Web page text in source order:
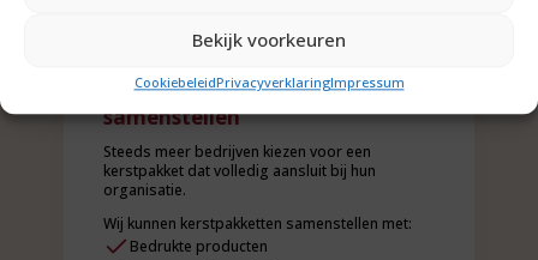
Bekijk voorkeuren
CookiebeleidPrivacyverklaringImpressum
Kerstpakket op maat laten
samenstellen
Steeds meer bedrijven kiezen voor een
kerstpakket dat volledig aansluit bij hun
organisatie.
Wij kunnen kerstpakketten samenstellen met:
Bedrukte producten